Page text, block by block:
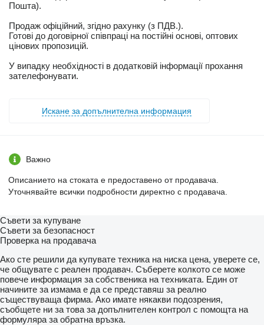
Пошта).
Продаж офіційний, згідно рахунку (з ПДВ.).
Готові до договірної співпраці на постійні основі, оптових
цінових пропозицій.
У випадку необхідності в додатковій інформації прохання
зателефонувати.
Искане за допълнителна информация
Важно
Описанието на стоката е предоставено от продавача.
Уточнявайте всички подробности директно с продавача.
Съвети за купуване
Съвети за безопасност
Проверка на продавача
Ако сте решили да купувате техника на ниска цена, уверете се,
че общувате с реален продавач. Съберете колкото се може
повече информация за собственика на техниката. Един от
начините за измама е да се представяш за реално
съществуваща фирма. Ако имате някакви подозрения,
съобщете ни за това за допълнителен контрол с помощта на
формуляра за обратна връзка.